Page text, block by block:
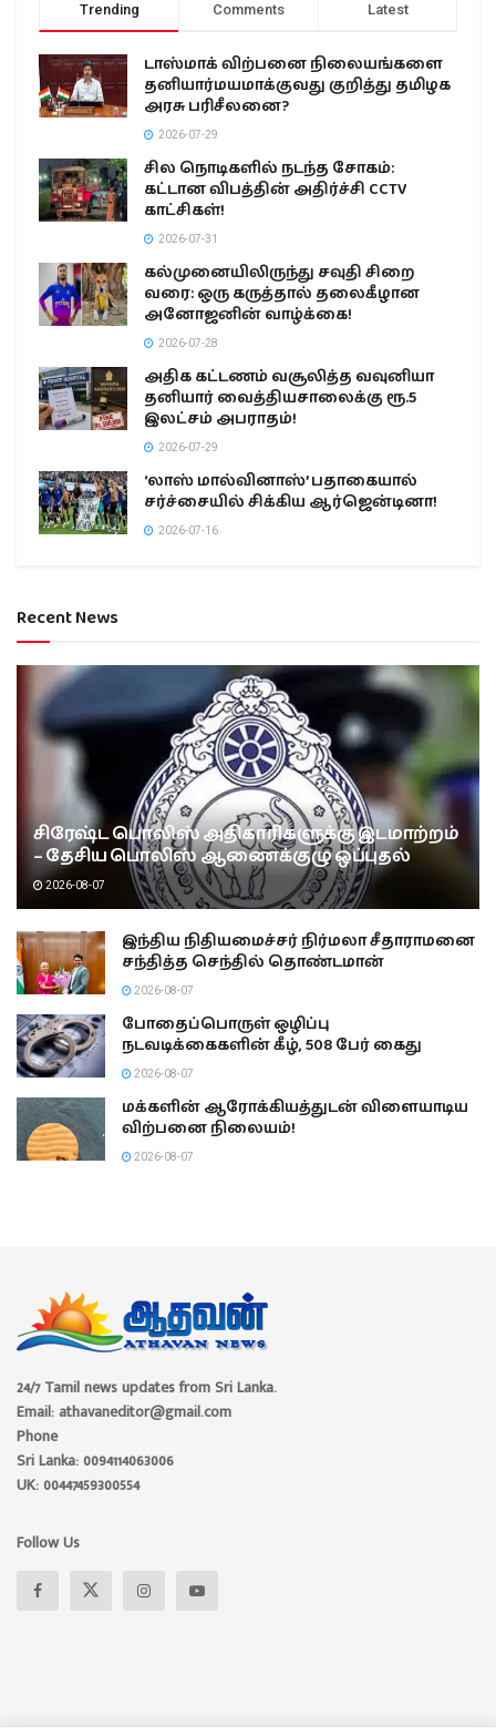
Trending Comments Latest
டாஸ்மாக் விற்பனை நிலையங்களை
தனியார்மயமாக்குவது குறித்து தமிழக
அரசு பரிசீலனை?
2026-07-29
சில நொடிகளில் நடந்த சோகம்:
கட்டான விபத்தின் அதிர்ச்சி CCTV
காட்சிகள்!
2026-07-31
கல்முனையிலிருந்து சவுதி சிறை
வரை: ஒரு கருத்தால் தலைகீழான
அனோஜனின் வாழ்க்கை!
2026-07-28
அதிக கட்டணம் வசூலித்த வவுனியா
தனியார் வைத்தியசாலைக்கு ரூ.5
இலட்சம் அபராதம்!
2026-07-29
‘லாஸ் மால்வினாஸ்’ பதாகையால்
சர்ச்சையில் சிக்கிய ஆர்ஜென்டினா!
2026-07-16
Recent News
சிரேஷ்ட பொலிஸ் அதிகாரிகளுக்கு இடமாற்றம்
– தேசிய பொலிஸ் ஆணைக்குழு ஒப்புதல்
2026-08-07
இந்திய நிதியமைச்சர் நிர்மலா சீதாராமனை
சந்தித்த செந்தில் தொண்டமான்
2026-08-07
போதைப்பொருள் ஒழிப்பு
நடவடிக்கைகளின் கீழ், 508 பேர் கைது
2026-08-07
மக்களின் ஆரோக்கியத்துடன் விளையாடிய
விற்பனை நிலையம்!
2026-08-07
24/7 Tamil news updates from Sri Lanka.
Email: athavaneditor@gmail.com
Phone
Sri Lanka: 0094114063006
UK: 00447459300554
Follow Us